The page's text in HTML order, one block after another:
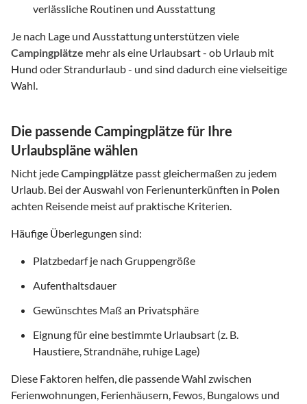
verlässliche Routinen und Ausstattung
Je nach Lage und Ausstattung unterstützen viele
Campingplätze mehr als eine Urlaubsart - ob Urlaub mit
Hund oder Strandurlaub - und sind dadurch eine vielseitige
Wahl.
Die passende Campingplätze für Ihre
Urlaubspläne wählen
Nicht jedeCampingplätze passt gleichermaßen zu jedem
Urlaub. Bei der Auswahl von Ferienunterkünften in Polen
achten Reisende meist auf praktische Kriterien.
Häufige Überlegungen sind:
Platzbedarf je nach Gruppengröße
Aufenthaltsdauer
Gewünschtes Maß an Privatsphäre
Eignung für eine bestimmte Urlaubsart (z. B.
Haustiere, Strandnähe, ruhige Lage)
Diese Faktoren helfen, die passende Wahl zwischen
Ferienwohnungen, Ferienhäusern, Fewos, Bungalows und